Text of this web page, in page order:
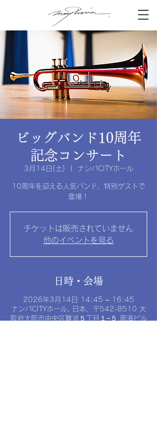
ビッグバンド10周年
記念コンサート
3月14日(土) ナンバCITYホール
10周年を迎える人気バンド、特別ゲストで
登場！
チケットは販売されていません
他のイベントを見る
日時・会場
2026年3月14日 14:45 – 16:45
ナンバCITYホール, 日本、〒542-8510 大
阪府大阪市中央区難波５丁目１−５ 南海ビル